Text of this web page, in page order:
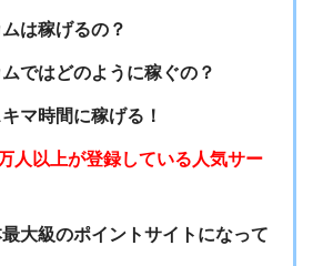
は稼げるの？
ではどのように稼ぐの？
マ時間に稼げる！
人以上が登録している人気サー
大級のポイントサイトになって